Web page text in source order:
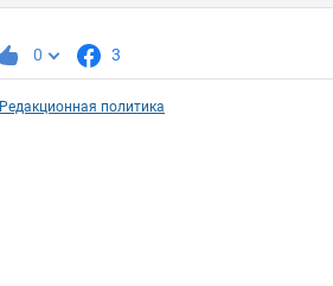
0 3
Редакционная политика